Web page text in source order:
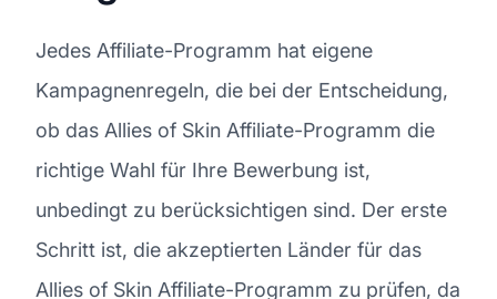
Jedes Affiliate-Programm hat eigene
Kampagnenregeln, die bei der Entscheidung,
ob das Allies of Skin Affiliate-Programm die
richtige Wahl für Ihre Bewerbung ist,
unbedingt zu berücksichtigen sind. Der erste
Schritt ist, die akzeptierten Länder für das
Allies of Skin Affiliate-Programm zu prüfen, da